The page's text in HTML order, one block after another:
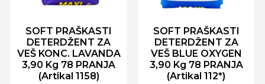
SOFT PRAŠKASTI
DETERDŽENT ZA
VEŠ KONC. LAVANDA
3,90 Kg 78 PRANJA
(Artikal 1158)
SOFT PRAŠKASTI
DETERDŽENT ZA
VEŠ BLUE OXYGEN
3,90 Kg 78 PRANJA
(Artikal 112*)